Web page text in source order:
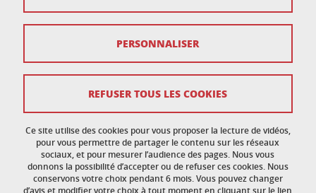
Ce site utilise des cookies pour vous proposer la lecture de vidéos,
pour vous permettre de partager le contenu sur les réseaux
sociaux, et pour mesurer l’audience des pages. Nous vous
donnons la possibilité d’accepter ou de refuser ces cookies. Nous
conservons votre choix pendant 6 mois. Vous pouvez changer
d’avis et modifier votre choix à tout moment en cliquant sur le lien
REFUSER TOUS LES COOKIES
PERSONNALISER
110 rue de la Chimie 38400 Saint-Martin-d'Hères
France
Données personnelles
Crédits
Politique des cookies